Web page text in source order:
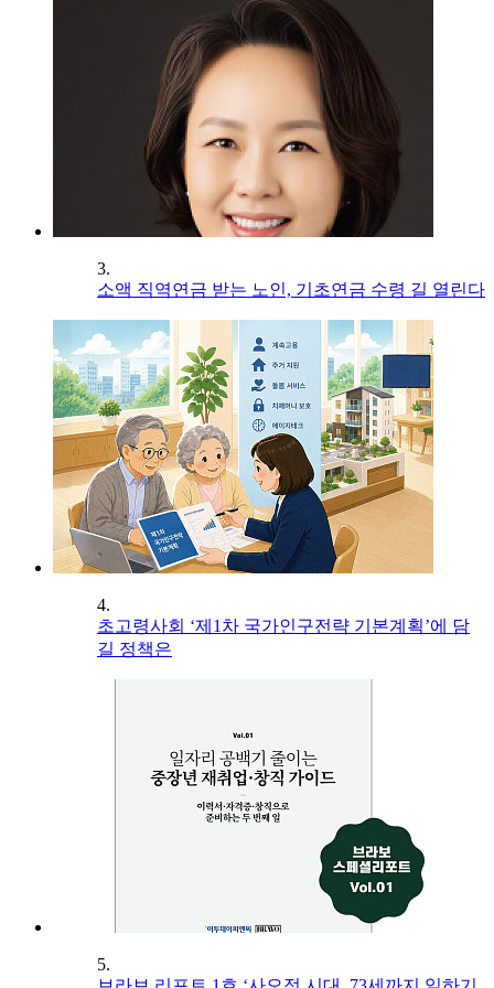
3.
소액 직역연금 받는 노인, 기초연금 수령 길 열린다
4.
초고령사회 ‘제1차 국가인구전략 기본계획’에 담
길 정책은
5.